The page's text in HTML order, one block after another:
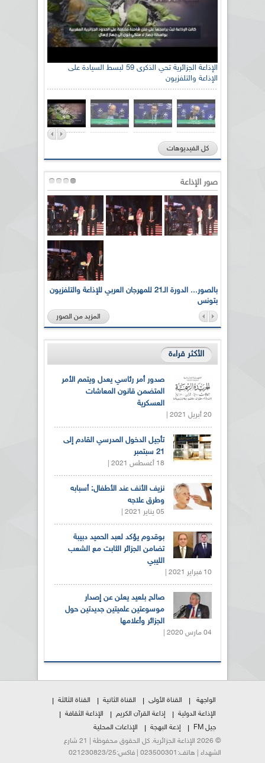
الإذاعة الجزائرية تحي الذكرى 59 لبسط السيادة على
الإذاعة والتلفزيون
كل الفيديوهات
صور الإذاعة
بالصور... الدورة الـ21 للمهرجان العربي للإذاعة والتلفزيون
بتونس
المزيد من الصور
الأكثر قراءة
صدور أمر رئاسي يعدل ويتمم الأمر
المتضمن قانون المعاشات
العسكرية
20 أبريل 2021 |
تأجيل الدخول المدرسي القادم إلى
21 سبتمبر
18 أغسطس 2021 |
نزيف الأنف عند الأطفال: أسبابه
وطرق علاجه
05 يناير 2021 |
بوقدوم يؤكد لعبد الحميد دبيبة
تضامن الجزائر الثابت مع الشعب
الليبي
10 فبراير 2021 |
صالح بلعيد يعلن عن إصدار
موسوعتين علميتين جديدتين حول
الجزائر وأعلامها
04 مارس 2020 |
الواجهة القناة الأولى القناة الثانية
القناة الثالثة
الإذاعة الدولية
إذاعة القرآن الكريم
الإذاعة الثقافة
جيل FM
إذعة البهجة
الإذاعات المحلية
© 2026 الإذاعة الجزائرية. كل الحقوق محفوظة | 21 شارع
الشهداء | هاتف:023500301 | فاكس:021230823/25